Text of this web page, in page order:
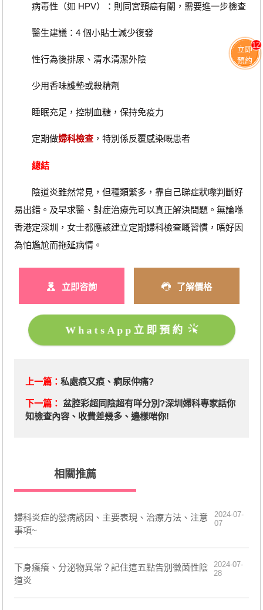
病毒性（如 HPV）：則同宮頸癌有關，需要進一步檢查
醫生建議：4 個小貼士減少復發
性行為後排尿、清水清潔外陰
少用香味護墊或殺精劑
睡眠充足，控制血糖，保持免疫力
定期做婦科檢查，特別係反覆感染嘅患者
總結
陰道炎雖然常見，但種類繁多，靠自己睇症狀嚟判斷好
易出錯。及早求醫、對症治療先可以真正解決問題。無論喺
香港定深圳，女士都應該建立定期婦科檢查嘅習慣，唔好因
為怕尷尬而拖延病情。
立即咨詢 了解價格
WhatsApp立即預約
上一篇： 私處痕又痕、痾尿仲痛?
下一篇： 盆腔彩超同陰超有咩分別?深圳婦科專家話你
知檢查內容、收費差幾多、邊樣啱你!
相關推薦
​婦科炎症的發病誘因、主要表現、治療方法、注意
事項~
2024-07-
07
​下身瘙癢、分泌物異常？記住這五點告別黴菌性陰
道炎
2024-07-
28
立即
預約
12